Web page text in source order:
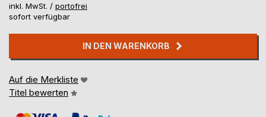
inkl. MwSt. / portofrei
sofort verfügbar
IN DEN WARENKORB
Auf die Merkliste
Titel bewerten